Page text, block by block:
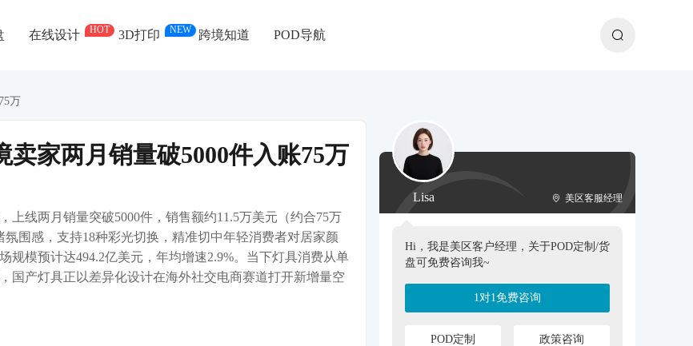
在线设计 HOT 3D打印 NEW 跨境知道 POD导航
万
家两月销量破5000件入账75万
上线两月销量突破5000件，销售额约11.5万美元（约合75万
围感，支持18种彩光切换，精准切中年轻消费者对居家颜
规模预计达494.2亿美元，年均增速2.9%。当下灯具消费从单
国产灯具正以差异化设计在海外社交电商赛道打开新增量空
Lisa 美区客服经理
Hi，我是美区客户经理，关于POD定制/货
盘可免费咨询我~
1对1免费咨询
POD定制 政策咨询